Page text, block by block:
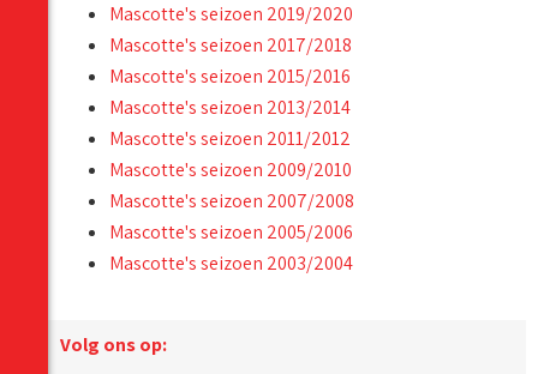
Mascotte's seizoen 2019/2020
Mascotte's seizoen 2017/2018
Mascotte's seizoen 2015/2016
Mascotte's seizoen 2013/2014
Mascotte's seizoen 2011/2012
Mascotte's seizoen 2009/2010
Mascotte's seizoen 2007/2008
Mascotte's seizoen 2005/2006
Mascotte's seizoen 2003/2004
Volg ons op: